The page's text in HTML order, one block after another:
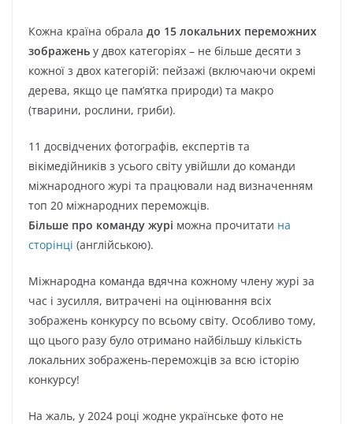
Кожна країна обрала до 15 локальних переможних
зображень у двох категоріях – не більше десяти з
кожної з двох категорій: пейзажі (включаючи окремі
дерева, якщо це пам’ятка природи) та макро
(тварини, рослини, гриби).
11 досвідчених фотографів, експертів та
вікімедійників з усього світу увійшли до команди
міжнародного журі та працювали над визначенням
топ 20 міжнародних переможців.
Більше про команду журі можна прочитати на
сторінці (англійською).
Міжнародна команда вдячна кожному члену журі за
час і зусилля, витрачені на оцінювання всіх
зображень конкурсу по всьому світу. Особливо тому,
що цього разу було отримано найбільшу кількість
локальних зображень-переможців за всю історію
конкурсу!
На жаль, у 2024 році жодне українське фото не